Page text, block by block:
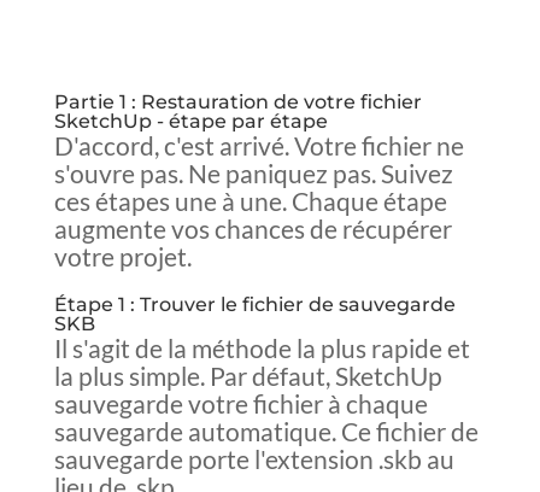
Partie 1 : Restauration de votre fichier
SketchUp - étape par étape
D'accord, c'est arrivé. Votre fichier ne
s'ouvre pas. Ne paniquez pas. Suivez
ces étapes une à une. Chaque étape
augmente vos chances de récupérer
votre projet.
Étape 1 : Trouver le fichier de sauvegarde
SKB
Il s'agit de la méthode la plus rapide et
la plus simple. Par défaut, SketchUp
sauvegarde votre fichier à chaque
sauvegarde automatique. Ce fichier de
sauvegarde porte l'extension .skb au